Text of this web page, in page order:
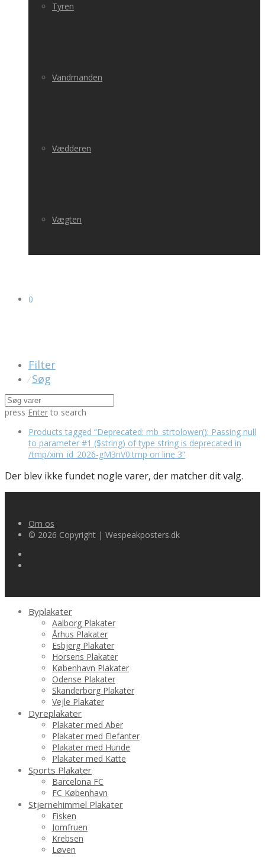
Tyren
Vandmanden
Vædderen
Vægten
0
Filter
⁄ Søg
press Enter to search
Products tagged “Deprecated: mb_strtolower(): Passing null
to parameter #1 ($string) of type string is deprecated in
/tmp/xim_id_2026-gM3nV0.tmp on line 3”
Der blev ikke fundet nogle varer, der matcher dit valg.
Om os
© 2026 Copyright | Wespeakposters.dk
Byplakater
Aalborg Plakater
Århus Plakater
Esbjerg Plakater
Horsens Plakater
København Plakater
Odense Plakater
Skanderborg Plakater
Vejle Plakater
Dyreplakater
Plakater med Aber
Plakater med Elefanter
Plakater med Hunde
Plakater med Katte
Sports Plakater
Barcelona FC
FC København
Stjernehimmel Plakater
Fisken
Jomfruen
Krebsen
Løven